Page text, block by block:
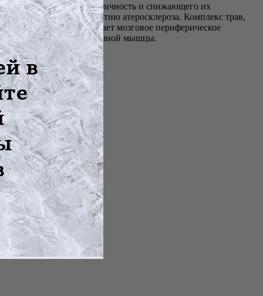
повышающего эластичность и снижающего их
препятствуя развитию атеросклероза. Комплекс трав,
радикалов. Улучшает мозговое периферическое
веществ к тканям сердечной мышцы.
артрите,...